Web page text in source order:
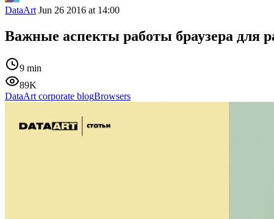
DataArt Jun 26 2016 at 14:00
Важные аспекты работы браузера для
9 min
89K
DataArt corporate blogBrowsers